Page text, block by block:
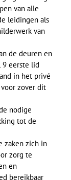
van alle
leidingen als
van
de deuren en
9 eerste lid
in het privé
zover dit
nodige
tot de
zaken zich in
zorg te
en
bereikbaar